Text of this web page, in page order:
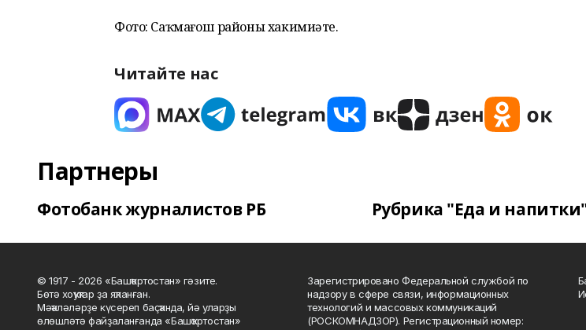
Фото: Саҡмағош районы хакимиәте.
Читайте нас
Партнеры
Фотобанк журналистов РБ Рубрика "Еда и
© 1917 - 2026 «Башҡортостан» гәзите.
Бөтә хоҡуҡтар ҙа яҡланған.
Мәҡәләләрҙе күсереп баҫҡанда, йә уларҙы
өлөшләтә файҙаланғанда «Башҡортостан»
Зарегистрировано Федеральной службой по
надзору в сфере связи, информационных
технологий и массовых коммуникаций
(РОСКОМНАДЗОР). Регистрационный номер: